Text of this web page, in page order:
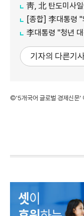
靑, 北 탄도미사일에
[종합] 李대통령 "외신
李대통령 "청년 대책
기자의 다른기
©'5개국어 글로벌 경제신문'